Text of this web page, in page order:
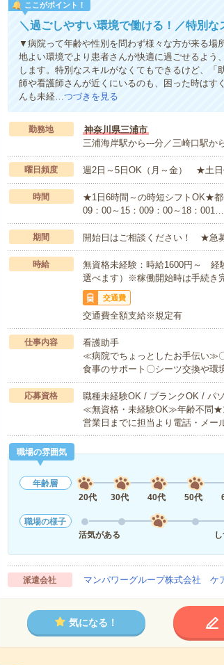
ここがポイント！
＼過ごしやすい環境で働ける！／特別
▼病院って年齢や性別を問わず様々な方が来る場
地よい環境でより患者さんが快適に過ごせるよう
します。特別なスキルがなくてもできるけど、
師や看護師さんが近くにいるのも、困った時は
んも未経…つづきを見る
勤務地
神奈川県三浦市
三浦海岸駅から---分／三崎口駅か
曜日頻度 週2日～5日OK（月～金） ★土日
時間
★1日6時間～の時短シフトOK★都
09：00～15：009：00～18：001…
期間 開始日はご相談ください！ ★急
時給
無資格未経験：時給1600円～ 経
選べます）※稼働開始時は手続き
交通費
交通費全額支給※規定有
仕事内容
看護助手
≪病院でちょっとしたお手伝い≫
食事のサポート〇シーツ交換や
応募資格
職種未経験OK / ブランクOK / パ
≪無資格・未経験OK≫年齢不問
営業日までに担当より電話・メー
職場の雰囲気
年齢層
20代
30代 40代 50代
職場の様子
活気がある
派遣会社 マンパワーグループ株式会社 ケ
気になる！